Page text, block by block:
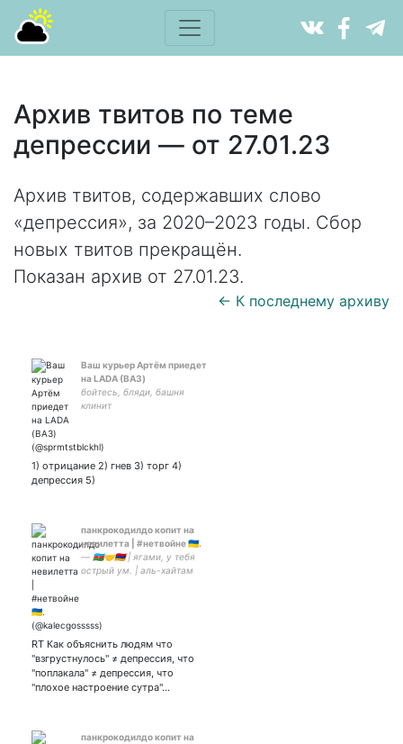
Архив твитов по теме
депрессии — от 27.01.23
Архив твитов, содержавших слово
«депрессия», за 2020–2023 годы. Сбор
новых твитов прекращён.
Показан архив от 27.01.23.
← К последнему архиву
Ваш курьер Артём приедет
на LADA (ВАЗ)
бойтесь, бляди, башня
клинит
1) отрицание 2) гнев 3) торг 4)
депрессия 5)
панкрокодилдо копит на
невилетта | #нетвойне 🇺🇦.
— 🇦🇿🤝🇦🇲 | ягами, у тебя
острый ум. | аль-хайтам
RT Как объяснить людям что
"взгрустнулось" ≠ депрессия, что
"поплакала" ≠ депрессия, что
"плохое настроение сутра"…
панкрокодилдо копит на